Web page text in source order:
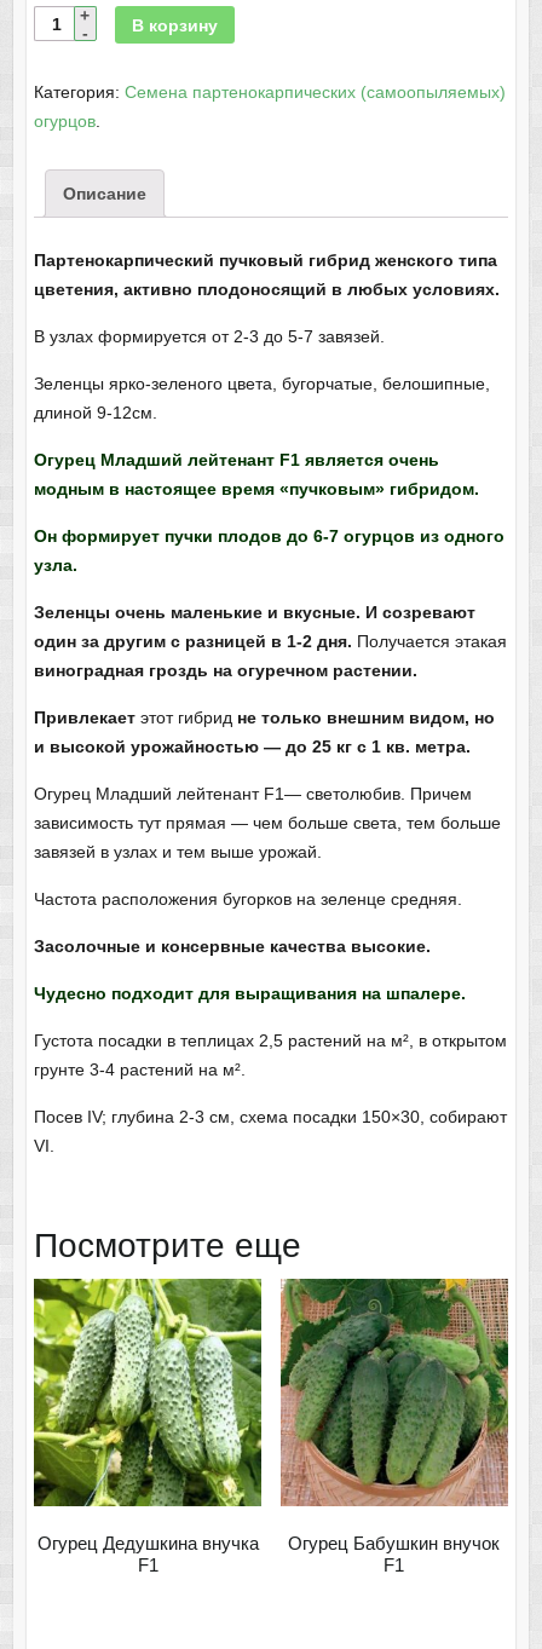
В корзину
Категория: Семена партенокарпических (самоопыляемых)
огурцов.
Описание
Партенокарпический пучковый гибрид женского типа
цветения, активно плодоносящий в любых условиях.
В узлах формируется от 2-3 до 5-7 завязей.
Зеленцы ярко-зеленого цвета, бугорчатые, белошипные,
длиной 9-12см.
Огурец Младший лейтенант F1 является очень
модным в настоящее время «пучковым» гибридом.
Он формирует пучки плодов до 6-7 огурцов из одного
узла.
Зеленцы очень маленькие и вкусные. И созревают
один за другим с разницей в 1-2 дня. Получается этакая
виноградная гроздь на огуречном растении.
Привлекает этот гибрид не только внешним видом, но
и высокой урожайностью — до 25 кг с 1 кв. метра.
Огурец Младший лейтенант F1— светолюбив. Причем
зависимость тут прямая — чем больше света, тем больше
завязей в узлах и тем выше урожай.
Частота расположения бугорков на зеленце средняя.
Засолочные и консервные качества высокие.
Чудесно подходит для выращивания на шпалере.
Густота посадки в теплицах 2,5 растений на м², в открытом
грунте 3-4 растений на м².
Посев IV; глубина 2-3 см, схема посадки 150×30, собирают
VI.
Посмотрите еще
Огурец Дедушкина внучка
F1
Огурец Бабушкин внучок
F1